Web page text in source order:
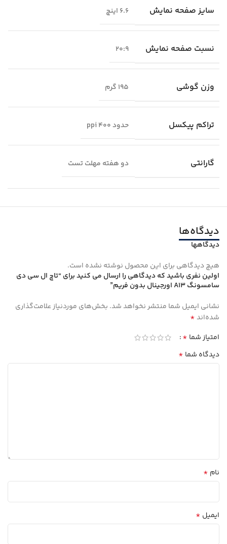
سایز صفحه نمایش 6.6 اینچ
نسبت صفحه نمایش 20:9
وزن گوشی 195 گرم
تراکم پیکسل حدود 400 ppi
گارانتی دو هفته مهلت تست
دیدگاه‌ها
دیدگاهها
هیچ دیدگاهی برای این محصول نوشته نشده است.
اولین نفری باشید که دیدگاهی را ارسال می کنید برای “تاچ ال سی دی
سامسونگ A13 اورجینال بدون فریم”
نشانی ایمیل شما منتشر نخواهد شد. بخش‌های موردنیاز علامت‌گذاری
شده‌اند*
امتیاز شما *
دیدگاه شما *
نام *
ایمیل *